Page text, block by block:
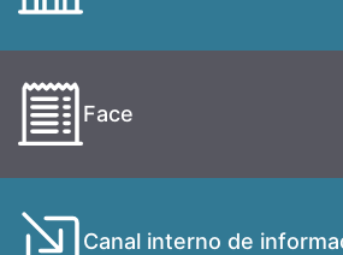
Face
Canal interno de